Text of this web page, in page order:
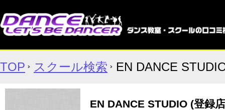
TOP スクール検索 EN DANCE
EN DANCE STUDIO (登録